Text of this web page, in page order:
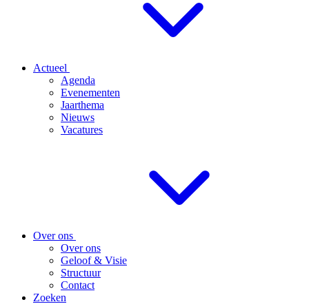
Actueel
Agenda
Evenementen
Jaarthema
Nieuws
Vacatures
Over ons
Over ons
Geloof & Visie
Structuur
Contact
Zoeken